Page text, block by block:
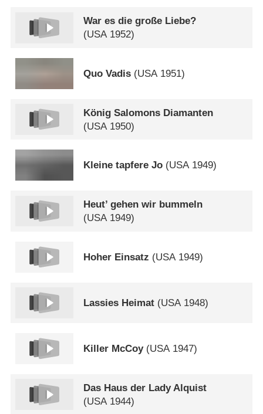
War es die große Liebe?
(USA1952)
Quo Vadis (USA1951)
König Salomons Diamanten
(USA 1950)
Kleine tapfere Jo (USA1949)
Heut’ gehen wir bummeln
(USA1949)
Hoher Einsatz (USA 1949)
Lassies Heimat (USA1948)
Killer McCoy(USA1947)
Das Haus der Lady Alquist
(USA 1944)